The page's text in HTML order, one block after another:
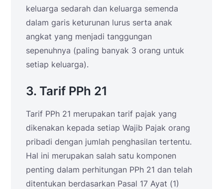
keluarga sedarah dan keluarga semenda
dalam garis keturunan lurus serta anak
angkat yang menjadi tanggungan
sepenuhnya (paling banyak 3 orang untuk
setiap keluarga).
3. Tarif PPh 21
Tarif PPh 21 merupakan tarif pajak yang
dikenakan kepada setiap Wajib Pajak orang
pribadi dengan jumlah penghasilan tertentu.
Hal ini merupakan salah satu komponen
penting dalam perhitungan PPh 21 dan telah
ditentukan berdasarkan Pasal 17 Ayat (1)